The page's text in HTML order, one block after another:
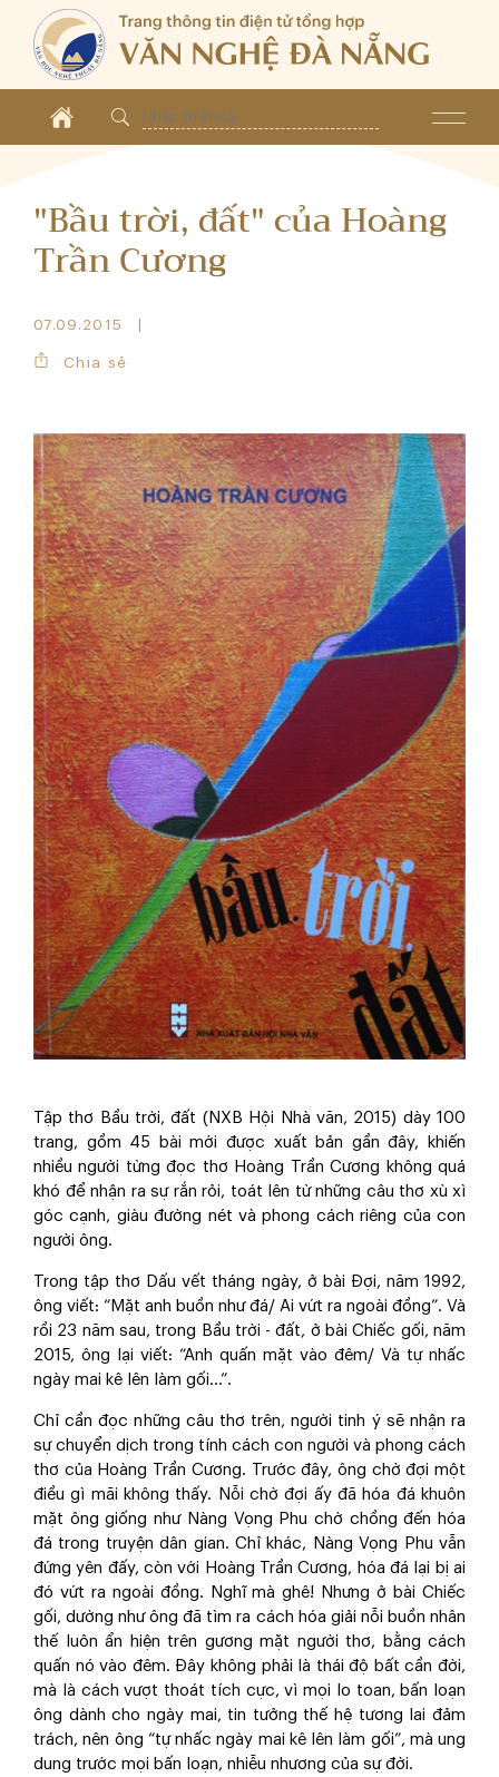
"Bầu trời, đất" của Hoàng
Trần Cương
07.09.2015
Chia sẻ
Tập thơ Bầu trời, đất (NXB Hội Nhà văn, 2015) dày 100
trang, gồm 45 bài mới được xuất bản gần đây, khiến
nhiều người từng đọc thơ Hoàng Trần Cương không quá
khó để nhận ra sự rắn rỏi, toát lên từ những câu thơ xù xì
góc cạnh, giàu đường nét và phong cách riêng của con
người ông.
Trong tập thơ Dấu vết tháng ngày, ở bài Đợi, năm 1992,
ông viết: “Mặt anh buồn như đá/ Ai vứt ra ngoài đồng”. Và
rồi 23 năm sau, trong Bầu trời - đất, ở bài Chiếc gối, năm
2015, ông lại viết: “Anh quấn mặt vào đêm/ Và tự nhấc
ngày mai kê lên làm gối...”.
Chỉ cần đọc những câu thơ trên, người tinh ý sẽ nhận ra
sự chuyển dịch trong tính cách con người và phong cách
thơ của Hoàng Trần Cương. Trước đây, ông chờ đợi một
điều gì mãi không thấy. Nỗi chờ đợi ấy đã hóa đá khuôn
mặt ông giống như Nàng Vọng Phu chờ chồng đến hóa
đá trong truyện dân gian. Chỉ khác, Nàng Vọng Phu vẫn
đứng yên đấy, còn với Hoàng Trần Cương, hóa đá lại bị ai
đó vứt ra ngoài đồng. Nghĩ mà ghê! Nhưng ở bài Chiếc
gối, dường như ông đã tìm ra cách hóa giải nỗi buồn nhân
thế luôn ẩn hiện trên gương mặt người thơ, bằng cách
quấn nó vào đêm. Đây không phải là thái độ bất cần đời,
mà là cách vượt thoát tích cực, vì mọi lo toan, bấn loạn
ông dành cho ngày mai, tin tưởng thế hệ tương lai đảm
trách, nên ông “tự nhấc ngày mai kê lên làm gối”, mà ung
dung trước mọi bấn loạn, nhiễu nhương của sự đời.